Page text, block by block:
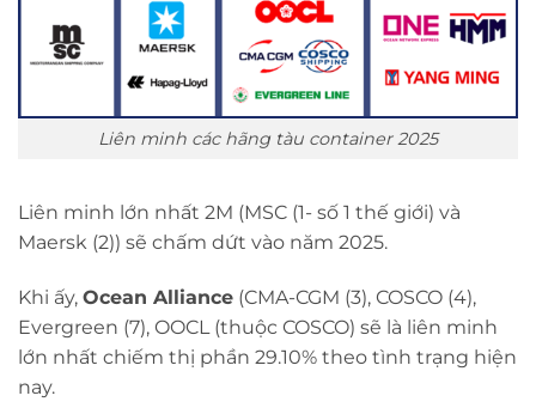
Liên minh các hãng tàu container 2025
Liên minh lớn nhất 2M (MSC (1- số 1 thế giới) và
Maersk (2)) sẽ chấm dứt vào năm 2025.
Khi ấy, Ocean Alliance (CMA-CGM (3), COSCO (4),
Evergreen (7), OOCL (thuộc COSCO) sẽ là liên minh
lớn nhất chiếm thị phần 29.10% theo tình trạng hiện
nay.